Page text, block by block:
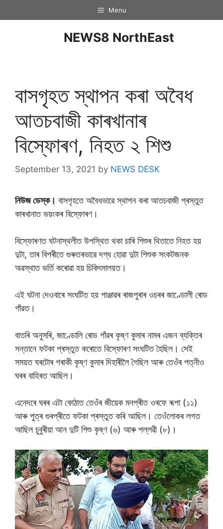
Menu
NEWS8 NorthEast
বাসগৃহত স্থাপন কৰা অবৈধ
আতচবাজী কাৰখানাৰ
বিস্ফোৰণ, নিহত ২ শিশু
September 13, 2021 by NEWS DESK
নিউজ ডেস্ক। বাসগৃহতে অবৈধভাৱে স্থাপন কৰা আতচবাজী প্ৰস্তুত
কাৰখানাত ভয়ংকৰ বিস্ফোৰণ।
বিস্ফোৰণত ঘটনাস্থলীত উপস্থিত থকা চাৰি শিশুৰ থিতাতে নিহত হয়
দুটা, তাৰ বিপৰীতে গুৰুতৰভাৱে দগ্ধ হোৱা দুটা শিশুক সংকটজনক
অৱস্থাত ভৰ্তি কৰোৱা হয় চিকিৎসালয়ত।
এই ঘটনা দেওবাৰে সংঘটিত হয় পাঞ্জাৱৰ ৰাজপুৰাৰ ওচৰৰ জাণ্ডোলী ৰোড
গাঁৱত।
বাতৰি অনুসৰি, জাণ্ডোলি ৰোড গাঁৱৰ কৃষ্ণ কুমাৰ নামৰ এজন ব্যক্তিৰ
সন্তানে ফটকা প্ৰস্তুত কৰোতে বিস্ফোৰণ সংঘটিত হৈছিল। সেই
সময়ত ঘৰটোৰ গৰাকী কৃষ্ণ কুমাৰ দিহাৰীলৈ গৈছিল আৰু তেওঁৰ পত্নীও
ঘৰৰ বাহিৰত আছিল।
এনেদৰে ঘৰৰ এটা কোঠাত তেওঁৰ জীয়েক মনপ্ৰীত ওৰফে ৰূপা (১১)
আৰু পুত্ৰ গুৰপ্ৰীতে ফটকা প্ৰস্তুত কৰি আছিল। তেওঁলোকৰ লগত
আছিল চুবুৰীয়া আন দুটি শিশু কৃষ্ণ (৬) আৰু পল্লৱী (৮)।